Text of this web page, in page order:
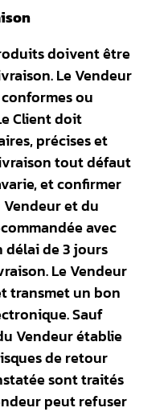
doivent être
Le Vendeur
ou
Client doit
précises et
tout défaut
et confirmer
et du
avec
délai de 3 jours
Le Vendeur
transmet un bon
Sauf
Vendeur établie
de retour
sont traités
peut refuser